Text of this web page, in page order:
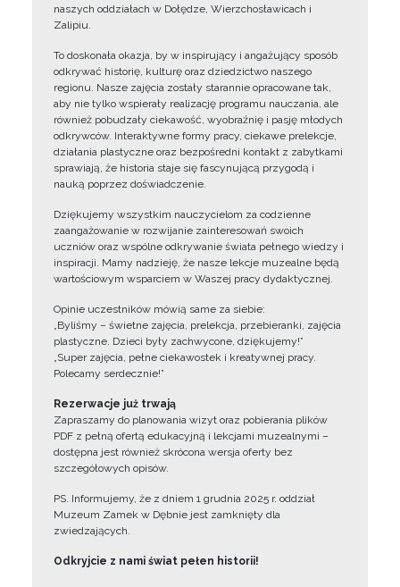
naszych oddziałach w Dołędze, Wierzchosławicach i
Zalipiu.
To doskonała okazja, by w inspirujący i angażujący sposób
odkrywać historię, kulturę oraz dziedzictwo naszego
regionu. Nasze zajęcia zostały starannie opracowane tak,
aby nie tylko wspierały realizację programu nauczania, ale
również pobudzały ciekawość, wyobraźnię i pasję młodych
odkrywców. Interaktywne formy pracy, ciekawe prelekcje,
działania plastyczne oraz bezpośredni kontakt z zabytkami
sprawiają, że historia staje się fascynującą przygodą i
nauką poprzez doświadczenie.
Dziękujemy wszystkim nauczycielom za codzienne
zaangażowanie w rozwijanie zainteresowań swoich
uczniów oraz wspólne odkrywanie świata pełnego wiedzy i
inspiracji. Mamy nadzieję, że nasze lekcje muzealne będą
wartościowym wsparciem w Waszej pracy dydaktycznej.
Opinie uczestników mówią same za siebie:
„Byliśmy – świetne zajęcia, prelekcja, przebieranki, zajęcia
plastyczne. Dzieci były zachwycone, dziękujemy!”
„Super zajęcia, pełne ciekawostek i kreatywnej pracy.
Polecamy serdecznie!”
Rezerwacje już trwają
Zapraszamy do planowania wizyt oraz pobierania plików
PDF z pełną ofertą edukacyjną i lekcjami muzealnymi –
dostępna jest również skrócona wersja oferty bez
szczegółowych opisów.
PS. Informujemy, że z dniem 1 grudnia 2025 r. oddział
Muzeum Zamek w Dębnie jest zamknięty dla
zwiedzających.
Odkryjcie z nami świat pełen historii!